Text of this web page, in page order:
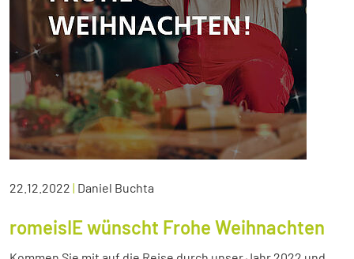
22.12.2022 | Daniel Buchta
romeisIE wünscht Frohe Weihnachten